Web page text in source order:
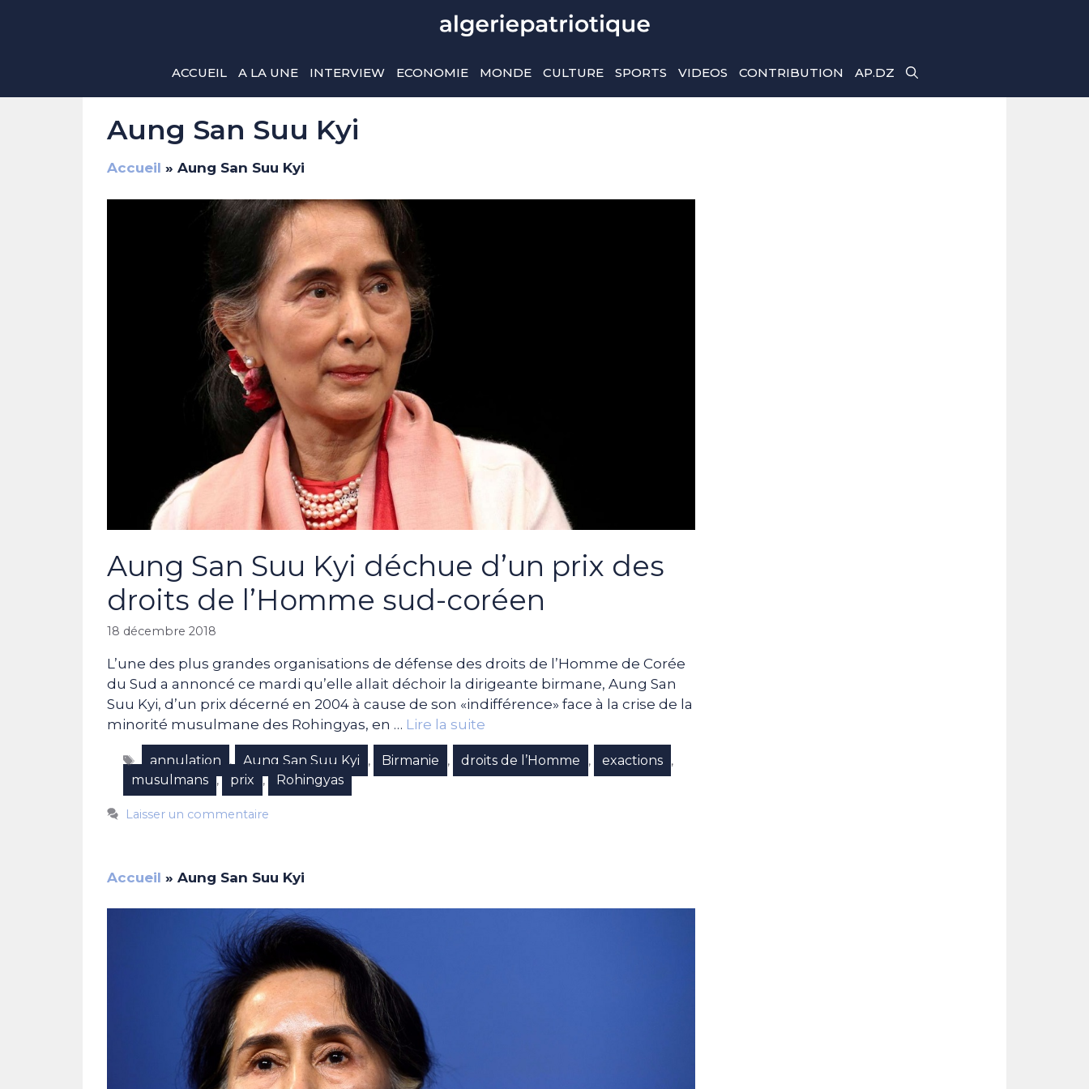
ACCUEIL A LA UNE INTERVIEW ECONOMIE MONDE CULTURE SPORTS VIDEOS CONTRIBUTION AP.DZ
Aung San Suu Kyi
Accueil » Aung San Suu Kyi
Aung San Suu Kyi déchue d’un prix des
droits de l’Homme sud-coréen
18 décembre 2018
L’une des plus grandes organisations de défense des droits de l’Homme de Corée
du Sud a annoncé ce mardi qu’elle allait déchoir la dirigeante birmane, Aung San
Suu Kyi, d’un prix décerné en 2004 à cause de son «indifférence» face à la crise de la
minorité musulmane des Rohingyas, en … Lire la suite
Étiquettes
annulation , Aung San Suu Kyi , Birmanie , droits de l’Homme , exactions ,
musulmans , prix , Rohingyas
Laisser un commentaire
Accueil » Aung San Suu Kyi